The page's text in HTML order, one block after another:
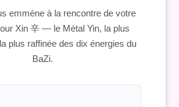
emmène à la rencontre de votre
Xin 辛 — le Métal Yin, la plus
plus raffinée des dix énergies du
BaZi.